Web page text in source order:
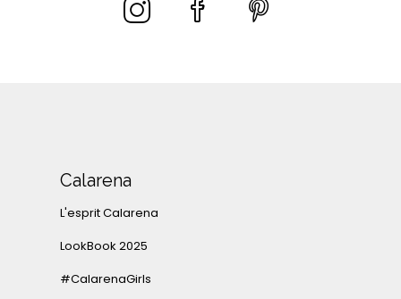
Calarena
L'esprit Calarena
LookBook 2025
#CalarenaGirls